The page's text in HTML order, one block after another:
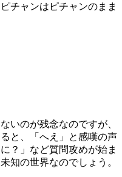
チャンはピチャンのまま
いのが残念なのですが、
と、「へえ」と感嘆の声
？」など質問攻めが始ま
知の世界なのでしょう。